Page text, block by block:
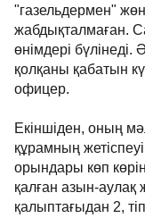
"газельдермен"
жабдықталмаған.
өнімдері бүлінеді.
қолқаны қабатын
офицер.
Екіншіден, оның
құрамның
орындары көп
қалған азын-
қалыптағыдан 2,